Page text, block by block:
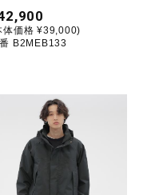
体価格 ¥39,000)
B2MEB133